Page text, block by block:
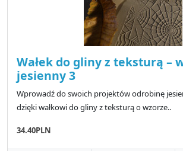
Wałek do gliny z teksturą –
jesienny 3
Wprowadź do swoich projektów odrobinę
dzięki wałkowi do gliny z teksturą o wzorze..
34.40PLN